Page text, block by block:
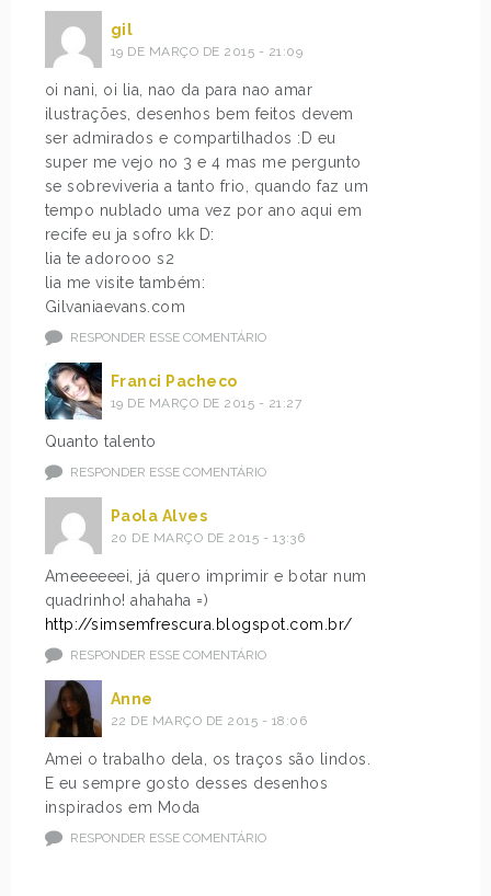
gil
19 DE MARÇO DE 2015 - 21:09
oi nani, oi lia, nao da para nao amar
ilustrações, desenhos bem feitos devem
ser admirados e compartilhados :D eu
super me vejo no 3 e 4 mas me pergunto
se sobreviveria a tanto frio, quando faz um
tempo nublado uma vez por ano aqui em
recife eu ja sofro kk D:
lia te adorooo s2
lia me visite também:
Gilvaniaevans.com
RESPONDER ESSE COMENTÁRIO
Franci Pacheco
19 DE MARÇO DE 2015 - 21:27
Quanto talento
RESPONDER ESSE COMENTÁRIO
Paola Alves
20 DE MARÇO DE 2015 - 13:36
Ameeeeeei, já quero imprimir e botar num
quadrinho! ahahaha =)
http://simsemfrescura.blogspot.com.br/
RESPONDER ESSE COMENTÁRIO
Anne
22 DE MARÇO DE 2015 - 18:06
Amei o trabalho dela, os traços são lindos.
E eu sempre gosto desses desenhos
inspirados em Moda
RESPONDER ESSE COMENTÁRIO